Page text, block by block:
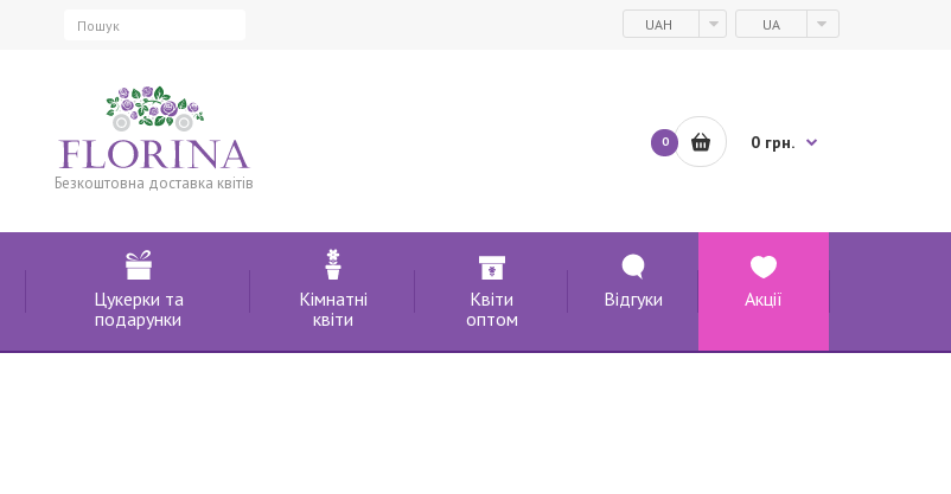
UAH UA
Безкоштовна доставка квітів
0 0 грн.
Цукерки та
подарунки
Кімнатні
квіти
Квіти
оптом
Відгуки Акції